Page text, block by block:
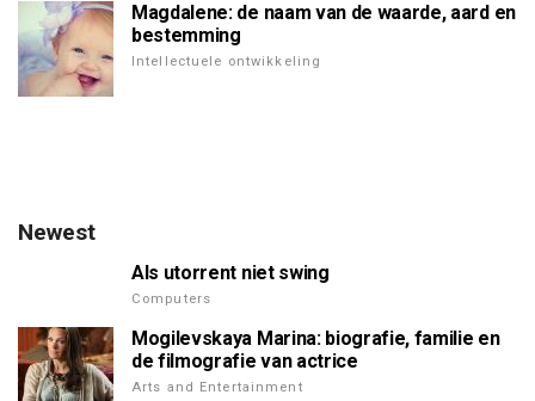
Magdalene: de naam van de waarde, aard en
bestemming
Intellectuele ontwikkeling
Newest
Als utorrent niet swing
Computers
Mogilevskaya Marina: biografie, familie en
de filmografie van actrice
Arts and Entertainment